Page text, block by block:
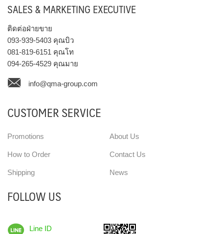
SALES & MARKETING EXECUTIVE
ติดต่อฝ่ายขาย
093-939-5403 คุณบิว
081-819-6151 คุณโท
094-265-4529 คุณมาย
info@qma-group.com
CUSTOMER SERVICE
Promotions
How to Order
Shipping
About Us
Contact Us
News
FOLLOW US
Line ID